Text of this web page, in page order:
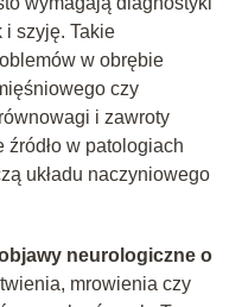
i szyję. Takie
w obrębie
czy
i zawroty
źródło w patologiach
układu naczyniowego
neurologiczne o
mrowienia czy